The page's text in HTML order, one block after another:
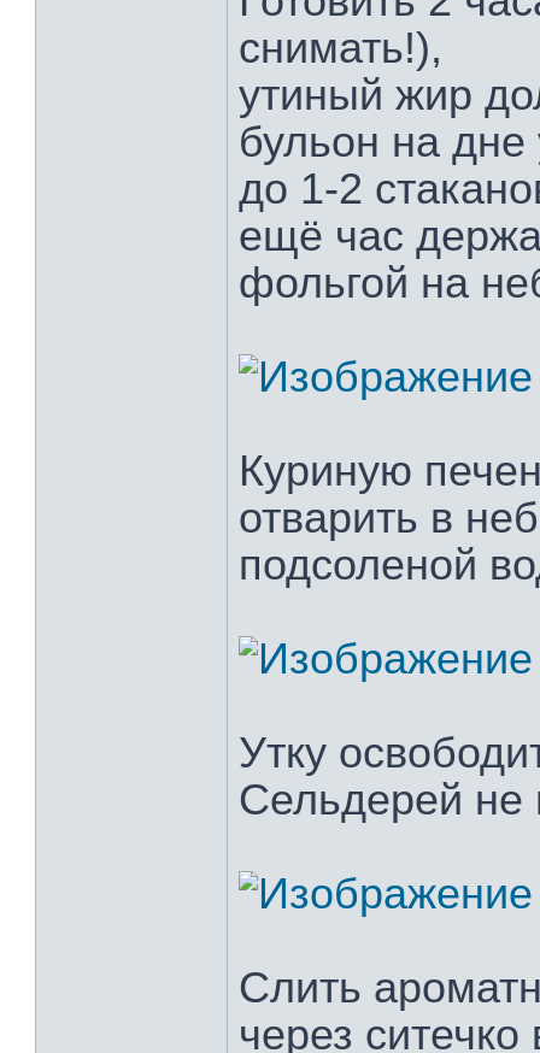
снимать!),
утиный жир
бульон на дне
до 1-2
ещё час
фольгой на
Куриную
отварить в
подсоленой
Утку
Сельдерей не
Слить
через ситечко